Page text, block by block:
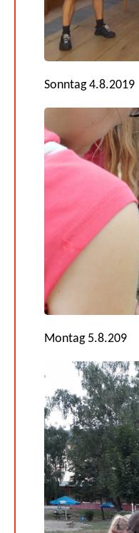
Sonntag 4.8.2019
Montag 5.8.209